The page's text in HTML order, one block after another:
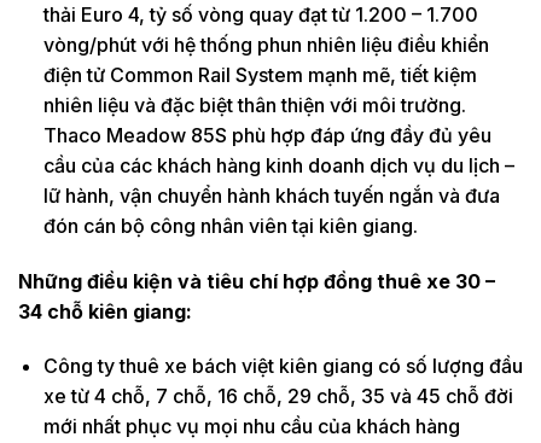
thải Euro 4, tỷ số vòng quay đạt từ 1.200 – 1.700
vòng/phút với hệ thống phun nhiên liệu điều khiển
điện tử Common Rail System mạnh mẽ, tiết kiệm
nhiên liệu và đặc biệt thân thiện với môi trường.
Thaco Meadow 85S phù hợp đáp ứng đầy đủ yêu
cầu của các khách hàng kinh doanh dịch vụ du lịch –
lữ hành, vận chuyển hành khách tuyến ngắn và đưa
đón cán bộ công nhân viên tại kiên giang.
Những điều kiện và tiêu chí hợp đồng thuê xe 30 –
34 chỗ kiên giang:
Công ty thuê xe bách việt kiên giang có số lượng đầu
xe từ 4 chỗ, 7 chỗ, 16 chỗ, 29 chỗ, 35 và 45 chỗ đời
mới nhất phục vụ mọi nhu cầu của khách hàng